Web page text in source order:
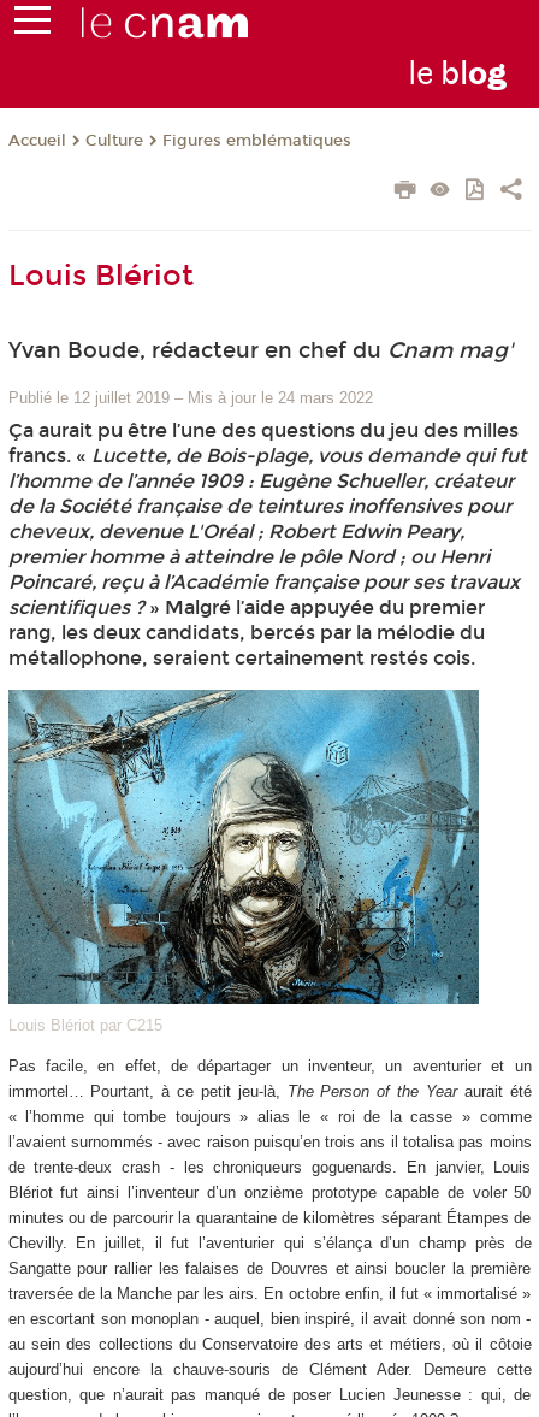
le blog
Accueil Culture Figures emblématiques
Louis Blériot
Yvan Boude, rédacteur en chef du Cnam mag'
Publié le 12 juillet 2019 – Mis à jour le 24 mars 2022
Ça aurait pu être l’une des questions du jeu des milles
francs. « Lucette, de Bois-plage, vous demande qui fut
l’homme de l’année 1909 : Eugène Schueller, créateur
de la Société française de teintures inoffensives pour
cheveux, devenue L'Oréal ; Robert Edwin Peary,
premier homme à atteindre le pôle Nord ; ou Henri
Poincaré, reçu à l’Académie française pour ses travaux
scientifiques ?» Malgré l’aide appuyée du premier
rang, les deux candidats, bercés par la mélodie du
métallophone, seraient certainement restés cois.
Louis Blériot par C215
Pas facile, en effet, de départager un inventeur, un aventurier et un
immortel… Pourtant, à ce petit jeu-là, The Person of the Yearaurait été
« l’homme qui tombe toujours » alias le « roi de la casse » comme
l’avaient surnommés - avec raison puisqu’en trois ans il totalisa pas moins
de trente-deux crash - les chroniqueurs goguenards. En janvier, Louis
Blériot fut ainsi l’inventeur d’un onzième prototype capable de voler 50
minutes ou de parcourir la quarantaine de kilomètres séparant Étampes de
Chevilly. En juillet, il fut l’aventurier qui s’élança d’un champ près de
Sangatte pour rallier les falaises de Douvres et ainsi boucler la première
traversée de la Manche par les airs. En octobre enfin, il fut « immortalisé »
en escortant son monoplan - auquel, bien inspiré, il avait donné son nom -
au sein des collections du Conservatoire des arts et métiers, où il côtoie
aujourd’hui encore la chauve-souris de Clément Ader. Demeure cette
question, que n’aurait pas manqué de poser Lucien Jeunesse : qui, de